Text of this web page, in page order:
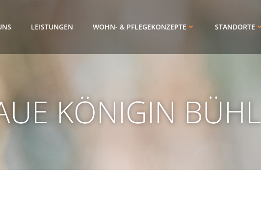
LEISTUNGEN WOHN- & PFLEGEKONZEPTE STANDORTE
KÖNIGIN BÜHL